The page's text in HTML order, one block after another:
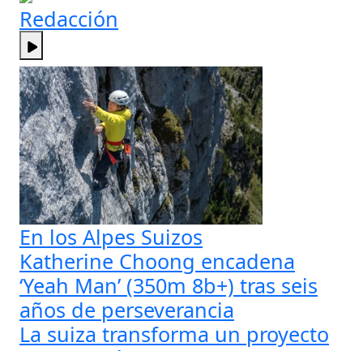
Redacción
En los Alpes Suizos
Katherine Choong encadena
‘Yeah Man’ (350m 8b+) tras seis
años de perseverancia
La suiza transforma un proyecto